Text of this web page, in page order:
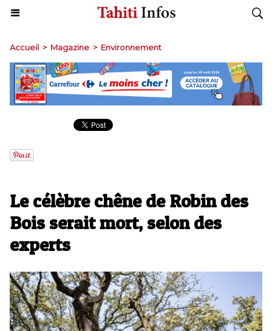
Accueil > Magazine > Environnement
Le célèbre chêne de Robin des
Bois serait mort, selon des
experts